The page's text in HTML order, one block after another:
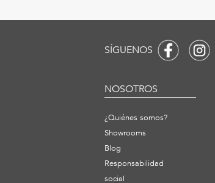
NOSOTROS
¿Quiénes somos?
Showrooms
Blog
Responsabilidad
social
SÍGUENOS